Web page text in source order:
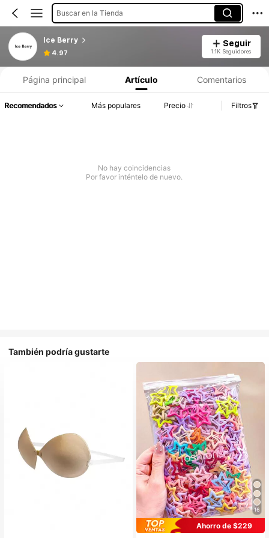
Buscar en la Tienda
Ice Berry
4.97
Seguir
1.1K Seguidores
Página principal Artículo Comentarios
Recomendados Más populares Precio Filtros
No hay coincidencias
Por favor inténtelo de nuevo.
También podría gustarte
16
Ahorro de $229